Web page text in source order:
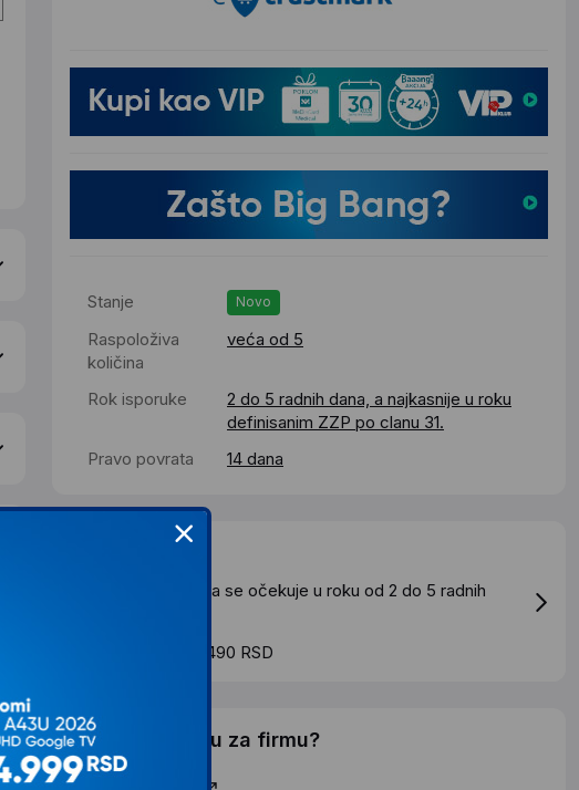
Stanje Novo
Raspoloživa
količina
veća od 5
Rok isporuke
2 do 5 radnih dana, a najkasnije u roku
definisanim ZZP po clanu 31.
Pravo povrata
14 dana
Standardna dostava se očekuje u roku od 2 do 5 radnih
Troskovi dostave 490 RSD
Želite li ponudu za firmu?